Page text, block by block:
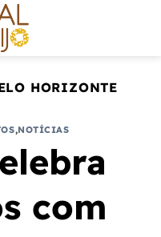
HORIZONTE
,NOTÍCIAS
com